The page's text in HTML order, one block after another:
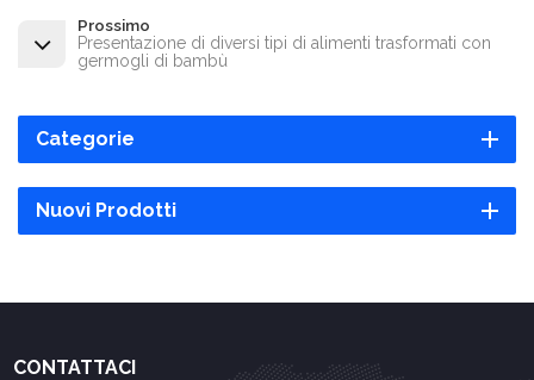
Prossimo
Presentazione di diversi tipi di alimenti trasformati con
germogli di bambù
Categorie
Nuovi Prodotti
CONTATTACI